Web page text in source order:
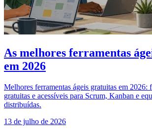
As melhores ferramentas
em 2026
Melhores ferramentas ágeis gratuitas em 2026:
gratuitas e acessíveis para Scrum, Kanban e
distribuídas.
13 de julho de 2026